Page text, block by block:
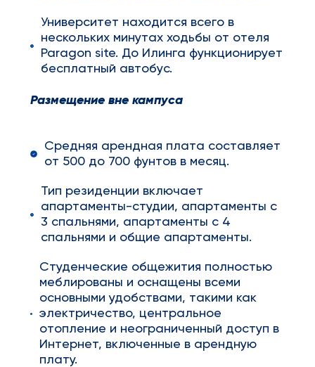
Университет находится всего в
нескольких минутах ходьбы от отеля
Paragon site. До Илинга функционирует
бесплатный автобус.
Размещение вне кампуса
Средняя арендная плата составляет
от 500 до 700 фунтов в месяц.
Тип резиденции включает
апартаменты-студии, апартаменты с
3 спальнями, апартаменты с 4
спальнями и общие апартаменты.
Студенческие общежития полностью
меблированы и оснащены всеми
основными удобствами, такими как
электричество, центральное
отопление и неограниченный доступ в
Интернет, включенные в арендную
плату.